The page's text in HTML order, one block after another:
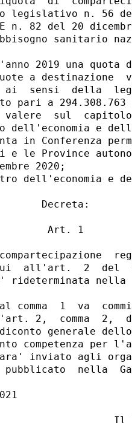
legislativo n. 56
n. 82 del 20
sanitario
2019 una quota
a destinazione
ai  sensi  della
pari a
sul
dell'economia e
in Conferenza
le Province
2020;
dell'economia e
Decreta:
Art. 1
all'art.  2  del
rideterminata
comma  1  va
2,  comma  2,
generale
competenza per
inviato agli
nella
Il